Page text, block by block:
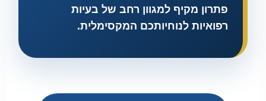
פתרון מקיף למגוון רחב של בעיות
רפואיות לנוחיותכם המקסימלית.